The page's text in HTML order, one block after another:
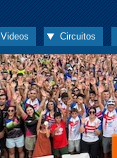
Videos Circuitos